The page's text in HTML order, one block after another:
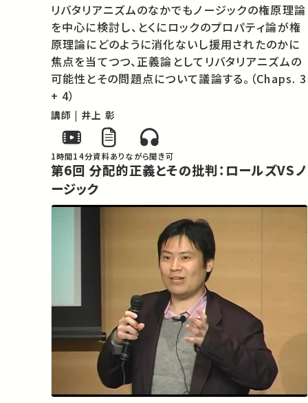
リバタリアニズムのなかでもノージックの権原理論
を中心に検討し、とくにロックのプロパティ論が権
原理論にどのように消化ないし援用されたのかに
焦点を当てつつ、正義論としてリバタリアニズムの
可能性とその問題点について議論する。（Chaps. 3
+ 4）
講師 | 井上 彰
1時間14分資料ありながら聞き可
第6回 分配的正義とその批判：ロールズVSノ
ージック